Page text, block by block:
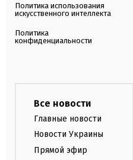
Политика использования
искусственного интеллекта
Политика
конфиденциальности
Все новости
Главные новости
Новости Украины
Прямой эфир